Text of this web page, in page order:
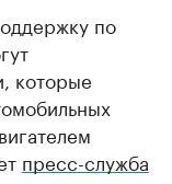
по
которые
пресс-служба